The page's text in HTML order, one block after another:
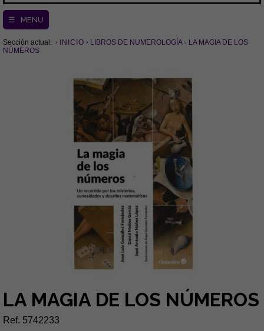
☰ MENU
Sección actual: INICIO LIBROS DE NUMEROLOGÍA
LA MAGIA DE LOS
NÚMEROS
LA MAGIA DE LOS NÚMEROS
Ref. 5742233